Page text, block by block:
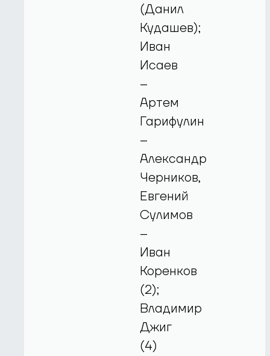
(Данил
Кудашев);
Иван
Исаев
–
Артем
Гарифулин
–
Александр
Черников,
Евгений
Сулимов
–
Иван
Коренков
(2);
Владимир
Джиг
(4)